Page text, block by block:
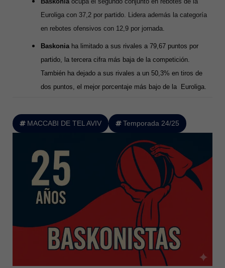
Euroliga con 37,2 por partido. Lidera además la categoría
en rebotes ofensivos con 12,9 por jornada.
Baskonia ha limitado a sus rivales a 79,67 puntos por
partido, la tercera cifra más baja de la competición.
También ha dejado a sus rivales a un 50,3% en tiros de
dos puntos, el mejor porcentaje más bajo de la Euroliga.
MACCABI DE TEL AVIV Temporada 24/25